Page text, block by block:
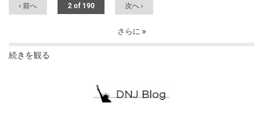
‹ 前へ 2 of 190 次へ ›
さらに
続きを観る